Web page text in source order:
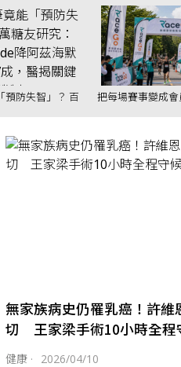
預防失智」？ 百
把每場賽事變成
據
無家族病史仍罹乳癌！許維
切 王家梁手術10小時全程
健康 · 2026/04/10